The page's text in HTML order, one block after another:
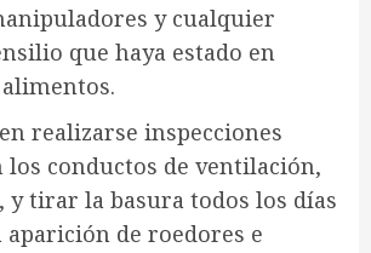
y cualquier
que haya estado en
realizarse inspecciones
los conductos de ventilación,
y tirar la basura todos los días
de roedores e